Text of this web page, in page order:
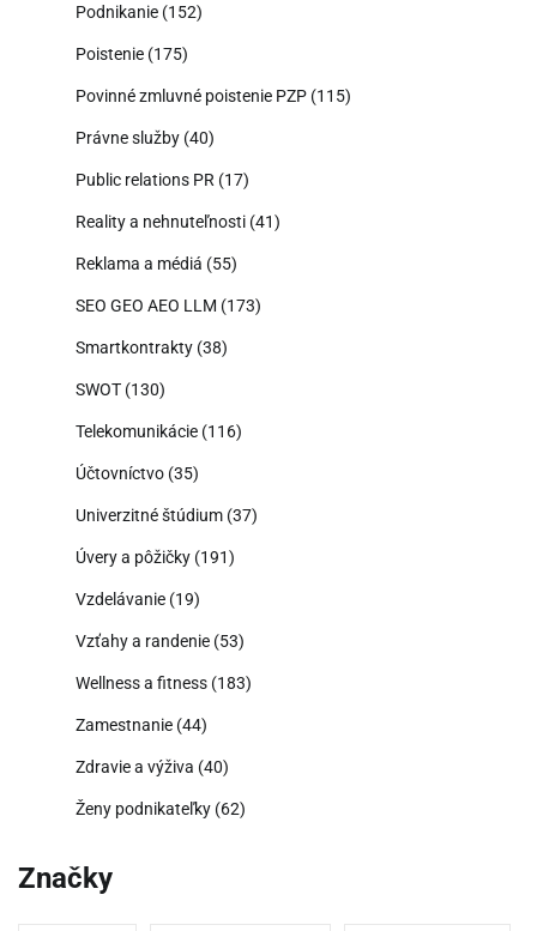
Podnikanie (152)
Poistenie (175)
Povinné zmluvné poistenie PZP (115)
Právne služby (40)
Public relations PR (17)
Reality a nehnuteľnosti (41)
Reklama a médiá (55)
SEO GEO AEO LLM (173)
Smartkontrakty (38)
SWOT (130)
Telekomunikácie (116)
Účtovníctvo (35)
Univerzitné štúdium (37)
Úvery a pôžičky (191)
Vzdelávanie (19)
Vzťahy a randenie (53)
Wellness a fitness (183)
Zamestnanie (44)
Zdravie a výživa (40)
Ženy podnikateľky (62)
Značky